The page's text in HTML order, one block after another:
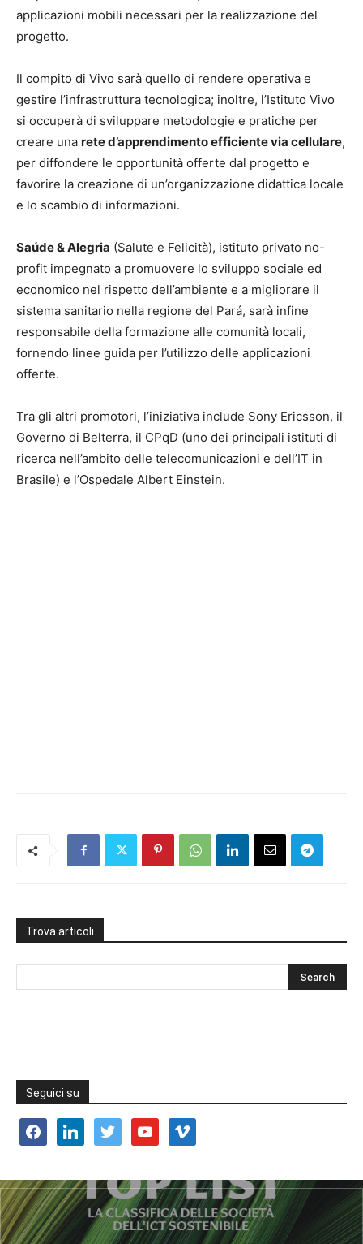
applicazioni mobili necessari per la realizzazione del
progetto.
Il compito di Vivo sarà quello di rendere operativa e
gestire l’infrastruttura tecnologica; inoltre, l’Istituto Vivo
si occuperà di sviluppare metodologie e pratiche per
creare una rete d’apprendimento efficiente via cellulare,
per diffondere le opportunità offerte dal progetto e
favorire la creazione di un’organizzazione didattica locale
e lo scambio di informazioni.
Saúde & Alegria (Salute e Felicità), istituto privato no-
profit impegnato a promuovere lo sviluppo sociale ed
economico nel rispetto dell’ambiente e a migliorare il
sistema sanitario nella regione del Pará, sarà infine
responsabile della formazione alle comunità locali,
fornendo linee guida per l’utilizzo delle applicazioni
offerte.
Tra gli altri promotori, l’iniziativa include Sony Ericsson, il
Governo di Belterra, il CPqD (uno dei principali istituti di
ricerca nell’ambito delle telecomunicazioni e dell’IT in
Brasile) e l’Ospedale Albert Einstein.
Trova articoli
Seguici su
facebooklinkedin twitter youtube vimeo